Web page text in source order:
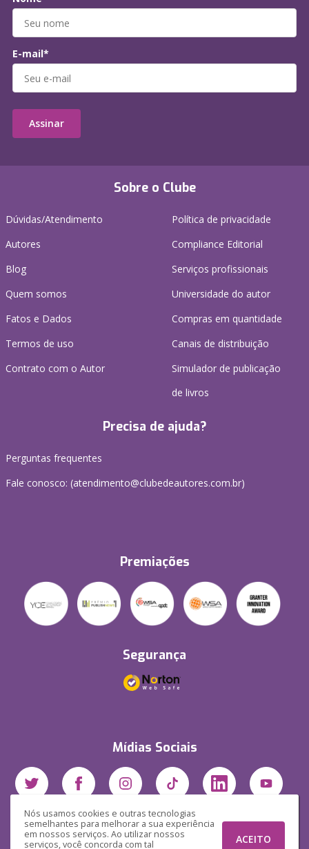
Nós usamos cookies e outras tecnologias
semelhantes para melhorar a sua experiência
em nossos serviços. Ao utilizar nossos
serviços, você concorda com tal
ACEITO
Sobre o Clube
Dúvidas/Atendimento
Autores
Blog
Quem somos
Fatos e Dados
Termos de uso
Contrato com o Autor
Política de privacidade
Compliance Editorial
Serviços profissionais
Universidade do autor
Compras em quantidade
Canais de distribuição
Simulador de publicação
de livros
Precisa de ajuda?
Perguntas frequentes
Fale conosco: (atendimento@clubedeautores.com.br)
Premiações
Segurança
Mídias Sociais
E-mail*
Assinar